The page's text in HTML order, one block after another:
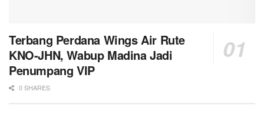
Terbang Perdana Wings Air Rute
KNO-JHN, Wabup Madina Jadi
Penumpang VIP
0 SHARES